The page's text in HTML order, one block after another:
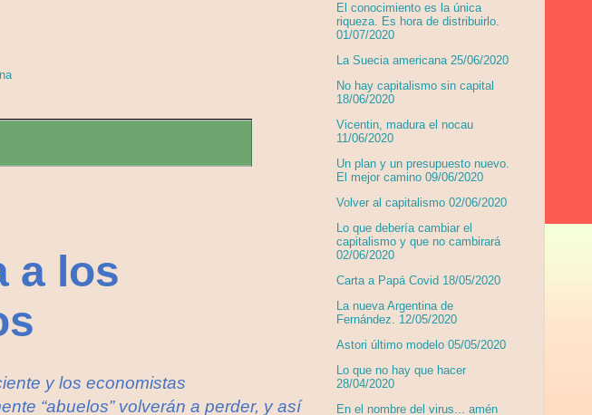
a los
y los economistas
“abuelos” volverán a perder, y así
El conocimiento es la única
riqueza. Es hora de distribuirlo.
01/07/2020
La Suecia americana 25/06/2020
No hay capitalismo sin capital
18/06/2020
Vicentin, madura el nocau
11/06/2020
Un plan y un presupuesto nuevo.
El mejor camino 09/06/2020
Volver al capitalismo 02/06/2020
Lo que debería cambiar el
capitalismo y que no cambirará
02/06/2020
Carta a Papá Covid 18/05/2020
La nueva Argentina de
Fernández. 12/05/2020
Astori último modelo 05/05/2020
Lo que no hay que hacer
28/04/2020
En el nombre del virus... amén